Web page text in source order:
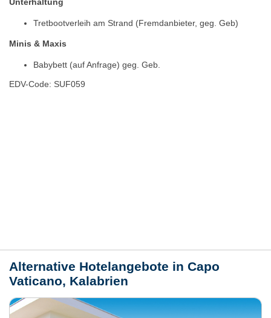
Unterhaltung
Tretbootverleih am Strand (Fremdanbieter, geg. Geb)
Minis & Maxis
Babybett (auf Anfrage) geg. Geb.
EDV-Code: SUF059
Alternative Hotelangebote in Capo
Vaticano, Kalabrien